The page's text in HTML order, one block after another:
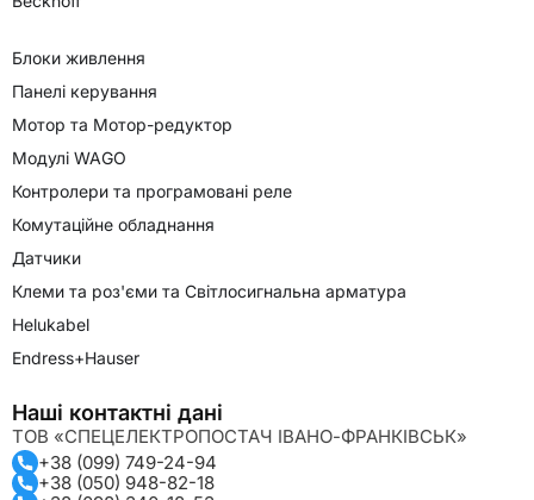
Блоки живлення
Панелі керування
Мотор та Мотор-редуктор
Модулі WAGO
Контролери та програмовані реле
Комутаційне обладнання
Датчики
Клеми та роз'єми та Світлосигнальна арматура
Helukabel
Endress+Hauser
Наші контактні дані
ТОВ «СПЕЦЕЛЕКТРОПОСТАЧ ІВАНО-ФРАНКІВСЬК»
+38 (099) 749-24-94
+38 (050) 948-82-18